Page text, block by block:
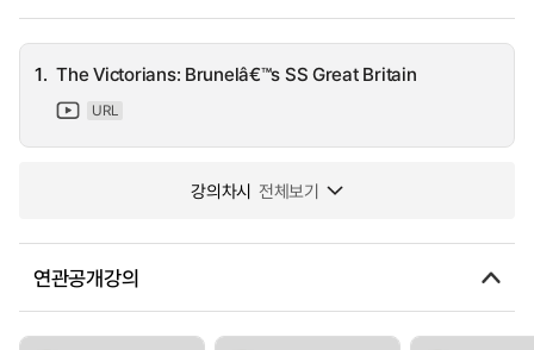
1. The Victorians: Brunelâ€™s SS Great Britain
URL
강의차시 전체보기
연관공개강의